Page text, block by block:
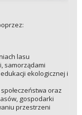
lasu
samorządami
ekologicznej i
oraz
gospodarki
przestrzeni